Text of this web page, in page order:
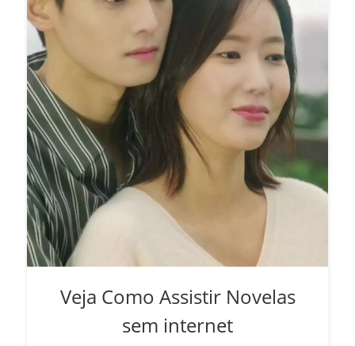
Veja Como Assistir Novelas
sem internet